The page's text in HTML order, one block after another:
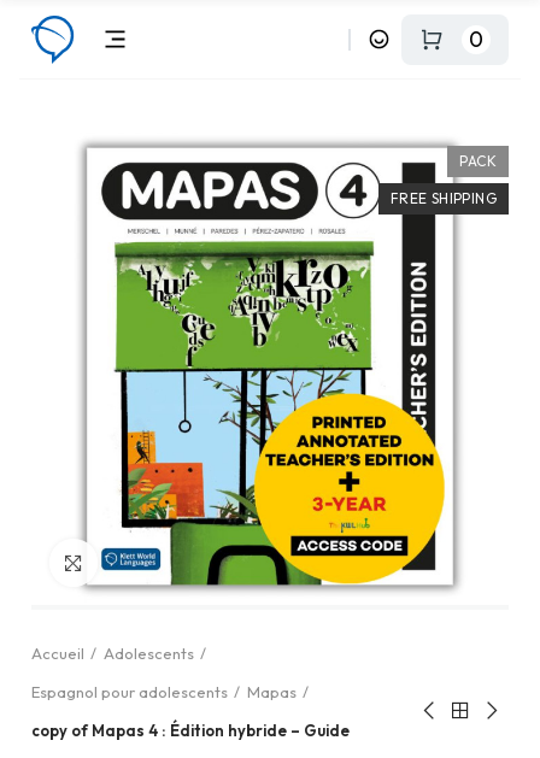
0
PACK
FREE SHIPPING
Cliquez pour agrandir
Accueil
Adolescents
Espagnol pour adolescents
Mapas
copy of Mapas 4 : Édition hybride – Guide